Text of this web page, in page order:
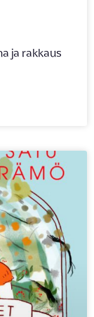
ja rakkaus